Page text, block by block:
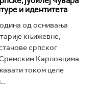
и идентитета
од оснивања
књижевне,
српског
Карловцима.
током целе